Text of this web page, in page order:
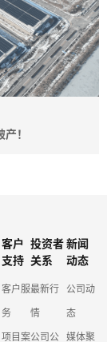
！
客户
支持
客户服
务
项目案
投资者
关系
最新行
情
公司公
新闻
动态
公司动
态
媒体聚